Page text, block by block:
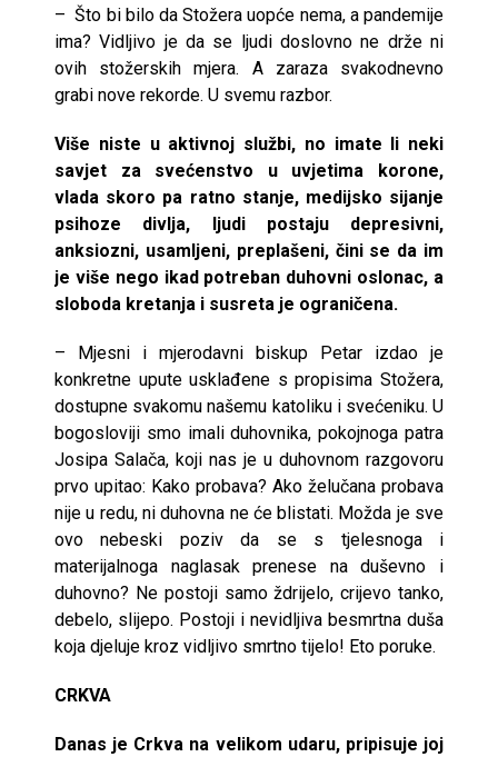
– Što bi bilo da Stožera uopće nema, a pandemije
ima? Vidljivo je da se ljudi doslovno ne drže ni
ovih stožerskih mjera. A zaraza svakodnevno
grabi nove rekorde. U svemu razbor.
Više niste u aktivnoj službi, no imate li neki
savjet za svećenstvo u uvjetima korone,
vlada skoro pa ratno stanje, medijsko sijanje
psihoze divlja, ljudi postaju depresivni,
anksiozni, usamljeni, preplašeni, čini se da im
je više nego ikad potreban duhovni oslonac, a
sloboda kretanja i susreta je ograničena.
– Mjesni i mjerodavni biskup Petar izdao je
konkretne upute usklađene s propisima Stožera,
dostupne svakomu našemu katoliku i svećeniku. U
bogosloviji smo imali duhovnika, pokojnoga patra
Josipa Salača, koji nas je u duhovnom razgovoru
prvo upitao: Kako probava? Ako želučana probava
nije u redu, ni duhovna ne će blistati. Možda je sve
ovo nebeski poziv da se s tjelesnoga i
materijalnoga naglasak prenese na duševno i
duhovno? Ne postoji samo ždrijelo, crijevo tanko,
debelo, slijepo. Postoji i nevidljiva besmrtna duša
koja djeluje kroz vidljivo smrtno tijelo! Eto poruke.
CRKVA
Danas je Crkva na velikom udaru, pripisuje joj